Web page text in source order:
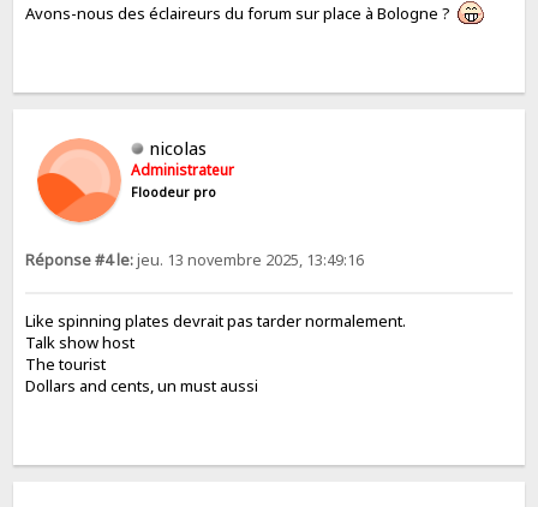
Avons-nous des éclaireurs du forum sur place à Bologne ?
nicolas
Administrateur
Floodeur pro
Réponse #4 le:jeu. 13 novembre 2025, 13:49:16
Like spinning plates devrait pas tarder normalement.
Talk show host
The tourist
Dollars and cents, un must aussi